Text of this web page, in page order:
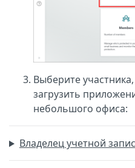
Выберите
загрузить
небольшого офиса:
Владелец учетной